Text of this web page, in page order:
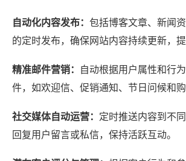
自动化内容发布： 包括博客文章、新闻
的定时发布，确保网站内容持续更新，提
精准邮件营销：
自动根据用户属性和行
件，如欢迎信、促销通知、节日问候和购
社交媒体自动运营： 定时推送内容到不
回复用户留言或私信，保持活跃互动。